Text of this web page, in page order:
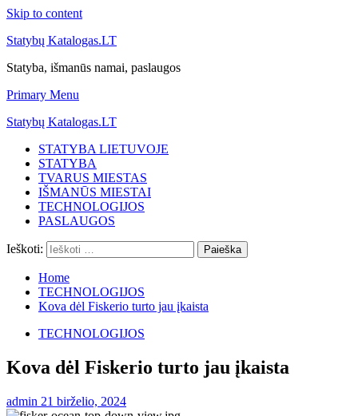
Skip to content
Statybų Katalogas.LT
Statyba, išmanūs namai, paslaugos
Primary Menu
Statybų Katalogas.LT
STATYBA LIETUVOJE
STATYBA
TVARUS MIESTAS
IŠMANŪS MIESTAI
TECHNOLOGIJOS
PASLAUGOS
Ieškoti:
Home
TECHNOLOGIJOS
Kova dėl Fiskerio turto jau įkaista
TECHNOLOGIJOS
Kova dėl Fiskerio turto jau įkaista
admin 21 birželio, 2024